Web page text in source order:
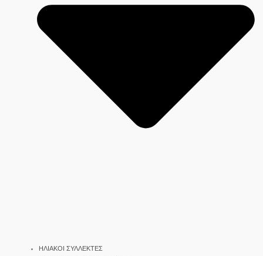
ΗΛΙΑΚΟΙ ΣΥΛΛΕΚΤΕΣ